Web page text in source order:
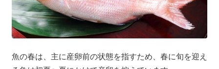
魚の春は、主に産卵前の状態を指すため、春に旬を迎え